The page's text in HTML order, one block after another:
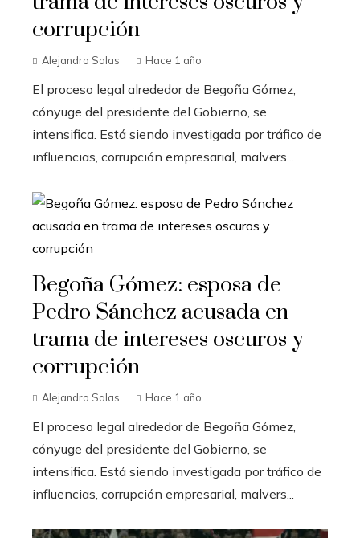
corrupción
Alejandro Salas Hace 1 año
El proceso legal alrededor de Begoña Gómez,
cónyuge del presidente del Gobierno, se
intensifica. Está siendo investigada por tráfico de
influencias, corrupción empresarial, malvers...
Begoña Gómez: esposa de
Pedro Sánchez acusada en
trama de intereses oscuros y
corrupción
Alejandro Salas Hace 1 año
El proceso legal alrededor de Begoña Gómez,
cónyuge del presidente del Gobierno, se
intensifica. Está siendo investigada por tráfico de
influencias, corrupción empresarial, malvers...